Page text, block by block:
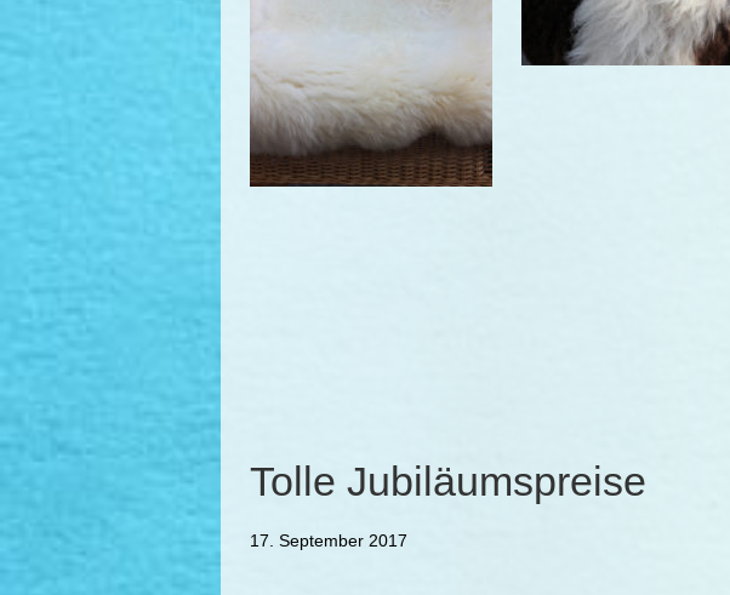
Tolle Jubiläumspreise
17. September 2017